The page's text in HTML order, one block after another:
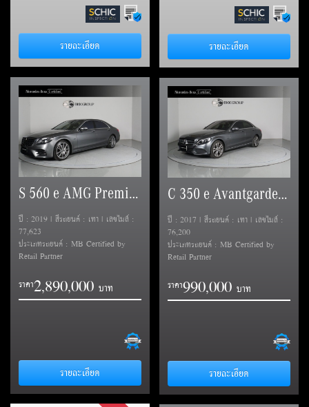
รายละเอียด รายละเอียด
S 560 e AMG Premium (V222)
ปี : 2019 | สีรถยนต์ : เทา | เลขไมล์ :
77,623
ประเภทรถยนต์ : MB Certified by
Retail Partner
ราคา2,890,000
รายละเอียด
C 350 e Avantgarde (W205)
ปี : 2017 | สีรถยนต์ : เทา | เลขไมล์ :
76,200
ประเภทรถยนต์ : MB Certified by
Retail Partner
ราคา990,000
รายละเอียด